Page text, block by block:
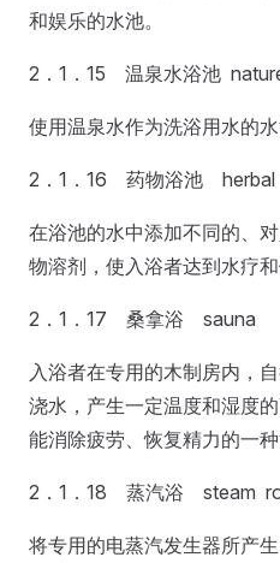
和娱乐的水池。
2．1．15 温泉水浴池
使用温泉水作为洗浴用水的水
2．1．16 药物浴池
在浴池的水中添加不同的、
物溶剂，使入浴者达到水疗和
2．1．17 桑拿浴 sauna
入浴者在专用的木制房内，
浇水，产生一定温度和湿度
能消除疲劳、恢复精力的一种
2．1．18 蒸汽浴 steam
将专用的电蒸汽发生器所产